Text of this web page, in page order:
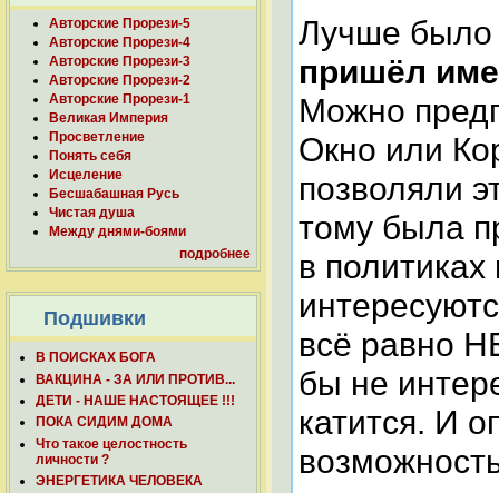
Авторские Прорези-5
Авторские Прорези-4
Авторские Прорези-3
Авторские Прорези-2
Авторские Прорези-1
Великая Империя
Просветление
Понять себя
Исцеление
Бесшабашная Русь
Чистая душа
Между днями-боями
подробнее
Подшивки
В ПОИСКАХ БОГА
ВАКЦИНА - ЗА ИЛИ ПРОТИВ...
ДЕТИ - НАШЕ НАСТОЯЩЕЕ !!!
ПОКА СИДИМ ДОМА
Что такое целостность
личности ?
ЭНЕРГЕТИКА ЧЕЛОВЕКА
Лучше было
пришёл
Можно
Окно или
позволяли
тому была
в
всё равно
бы не
катится. И